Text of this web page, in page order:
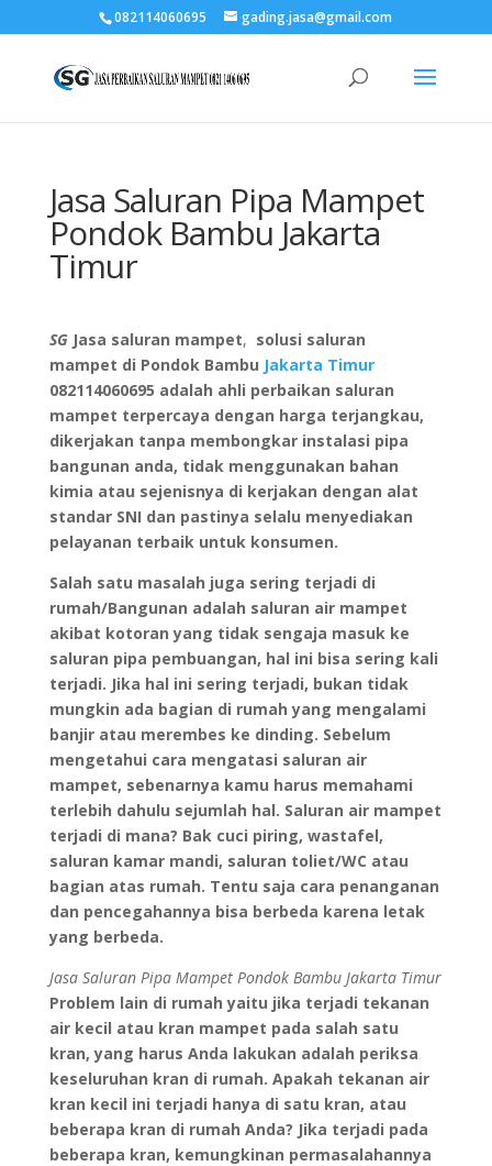
082114060695 gading.jasa@gmail.com
Jasa Saluran Pipa Mampet
Pondok Bambu Jakarta
Timur
SGJasa saluran mampet, solusi saluran
mampet di Pondok Bambu Jakarta Timur
082114060695 adalah ahli perbaikan saluran
mampet terpercaya dengan harga terjangkau,
dikerjakan tanpa membongkar instalasi pipa
bangunan anda, tidak menggunakan bahan
kimia atau sejenisnya di kerjakan dengan alat
standar SNI dan pastinya selalu menyediakan
pelayanan terbaik untuk konsumen.
Salah satu masalah juga sering terjadi di
rumah/Bangunan adalah saluran air mampet
akibat kotoran yang tidak sengaja masuk ke
saluran pipa pembuangan, hal ini bisa sering kali
terjadi. Jika hal ini sering terjadi, bukan tidak
mungkin ada bagian di rumah yang mengalami
banjir atau merembes ke dinding. Sebelum
mengetahui cara mengatasi saluran air
mampet, sebenarnya kamu harus memahami
terlebih dahulu sejumlah hal. Saluran air mampet
terjadi di mana? Bak cuci piring, wastafel,
saluran kamar mandi, saluran toliet/WC atau
bagian atas rumah. Tentu saja cara penanganan
dan pencegahannya bisa berbeda karena letak
yang berbeda.
Jasa Saluran Pipa Mampet Pondok Bambu Jakarta Timur
Problem lain di rumah yaitu jika terjadi tekanan
air kecil atau kran mampet pada salah satu
kran, yang harus Anda lakukan adalah periksa
keseluruhan kran di rumah. Apakah tekanan air
kran kecil ini terjadi hanya di satu kran, atau
beberapa kran di rumah Anda? Jika terjadi pada
beberapa kran, kemungkinan permasalahannya